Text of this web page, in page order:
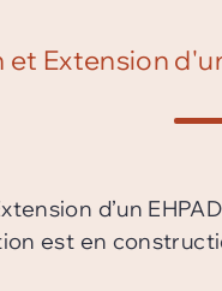
Extension
d’un
est en